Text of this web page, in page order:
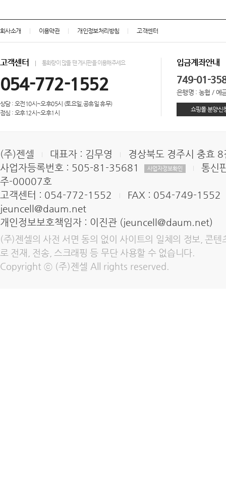
회사소개 이용약관 개인정보처리방침 고객센터
고객센터 통화량이 많을 땐 게시판을 이용해주세요
054-772-1552
상담 : 오전10시~오후05시 (토요일,공휴일 휴무)
점심 : 오후12시~오후1시
입금계좌안내
749-01-
은행명 : 농협 / 예
쇼핑몰 분양신
(주)젠셀 대표자 : 김무영
경상북도 경주시 충효
사업자등록번호 : 505-81-35681
사업자정보확인
통신
주-00007호
고객센터 : 054-772-1552
FAX : 054-749-1552
jeuncell@daum.net
개인정보보호책임자 : 이진관 (jeuncell@daum.net)
(주)젠셀의 사전 서면 동의 없이 사이트의 일체의 정보, 콘텐
로 전재, 전송, 스크래핑 등 무단 사용할 수 없습니다.
Copyright ⓒ (주)젠셀 All rights reserved.